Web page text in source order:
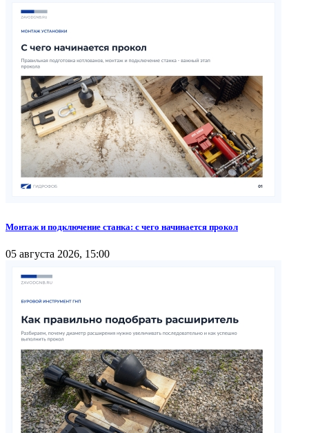
Монтаж и подключение станка: с чего начинается прокол
05 августа 2026, 15:00